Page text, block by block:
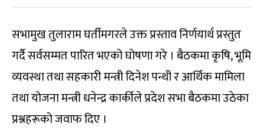
सभामुख तुलाराम घर्तीमगरले उक्त प्रस्ताव निर्णयार्थ प्रस्तुत
गर्दै सर्वसम्मत पारित भएको घोषणा गरे । बैठकमा कृषि, भूमि
व्यवस्था तथा सहकारी मन्त्री दिनेश पन्थी र आर्थिक मामिला
तथा योजना मन्त्री धनेन्द्र कार्कीले प्रदेश सभा बैठकमा उठेका
प्रश्नहरूको जवाफ दिए ।